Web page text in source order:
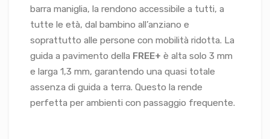
barra maniglia, la rendono accessibile a tutti, a
tutte le età, dal bambino all’anziano e
soprattutto alle persone con mobilità ridotta. La
guida a pavimento della FREE+ è alta solo 3 mm
e larga 1,3 mm, garantendo una quasi totale
assenza di guida a terra. Questo la rende
perfetta per ambienti con passaggio frequente.